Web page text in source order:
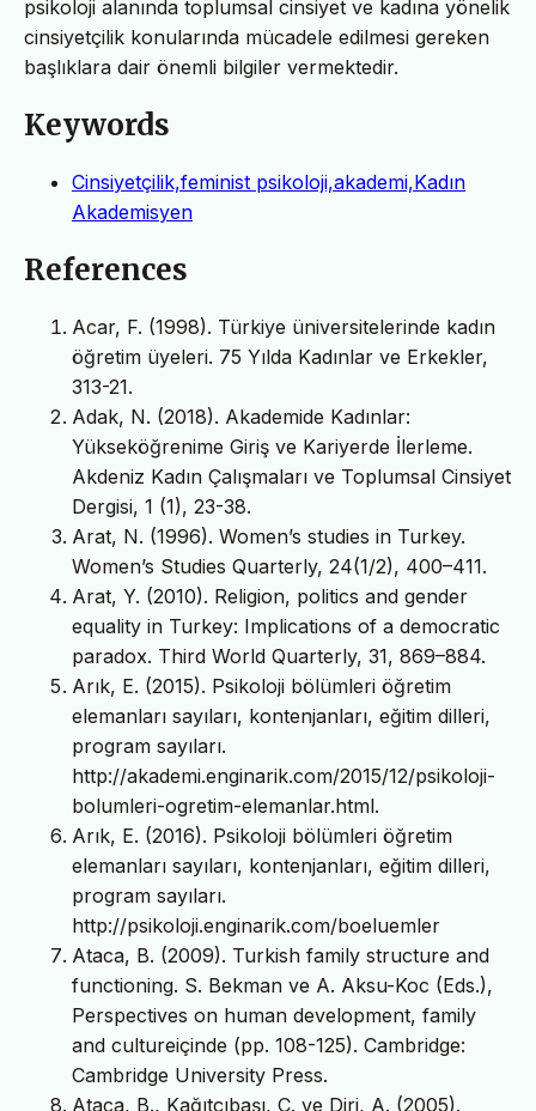
psikoloji alanında toplumsal cinsiyet ve kadına yönelik
cinsiyetçilik konularında mücadele edilmesi gereken
başlıklara dair önemli bilgiler vermektedir.
Keywords
Cinsiyetçilik,feminist psikoloji,akademi,Kadın
Akademisyen
References
Acar, F. (1998). Türkiye üniversitelerinde kadın
öğretim üyeleri. 75 Yılda Kadınlar ve Erkekler,
313-21.
Adak, N. (2018). Akademide Kadınlar:
Yükseköğrenime Giriş ve Kariyerde İlerleme.
Akdeniz Kadın Çalışmaları ve Toplumsal Cinsiyet
Dergisi, 1 (1), 23-38.
Arat, N. (1996). Women’s studies in Turkey.
Women’s Studies Quarterly, 24(1/2), 400–411.
Arat, Y. (2010). Religion, politics and gender
equality in Turkey: Implications of a democratic
paradox. Third World Quarterly, 31, 869–884.
Arık, E. (2015). Psikoloji bölümleri öğretim
elemanları sayıları, kontenjanları, eğitim dilleri,
program sayıları.
http://akademi.enginarik.com/2015/12/psikoloji-
bolumleri-ogretim-elemanlar.html.
Arık, E. (2016). Psikoloji bölümleri öğretim
elemanları sayıları, kontenjanları, eğitim dilleri,
program sayıları.
http://psikoloji.enginarik.com/boeluemler
Ataca, B. (2009). Turkish family structure and
functioning. S. Bekman ve A. Aksu-Koc (Eds.),
Perspectives on human development, family
and cultureiçinde (pp. 108-125). Cambridge:
Cambridge University Press.
Ataca, B., Kağıtçıbaşı, Ç. ve Diri, A. (2005).